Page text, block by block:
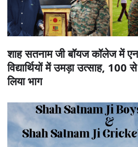
शाह सतनाम जी बॉयज कॉलेज में
विद्यार्थियों में उमड़ा उत्साह,
लिया भाग